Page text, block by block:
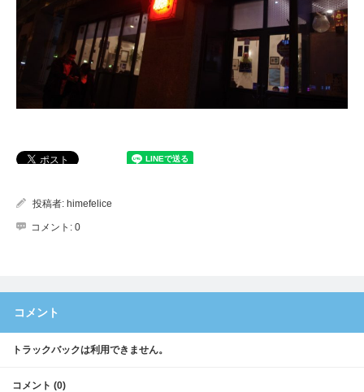
投稿者: himefelice
コメント: 0
コメント
トラックバックは利用できません。
コメント (0)